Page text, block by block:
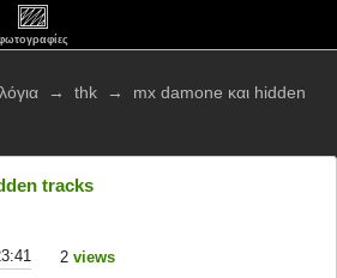
→ thk →
mx damone και hidden
tracks
2 views